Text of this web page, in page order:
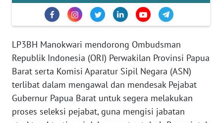
LP3BH Manokwari mendorong Ombudsman
Republik Indonesia (ORI) Perwakilan Provinsi Papua
Barat serta Komisi Aparatur Sipil Negara (ASN)
terlibat dalam mengawal dan mendesak Pejabat
Gubernur Papua Barat untuk segera melakukan
proses seleksi pejabat, guna mengisi jabatan
PEDOMAN
MEDIA
REDAKSI
KARIR
DISCLAIMER